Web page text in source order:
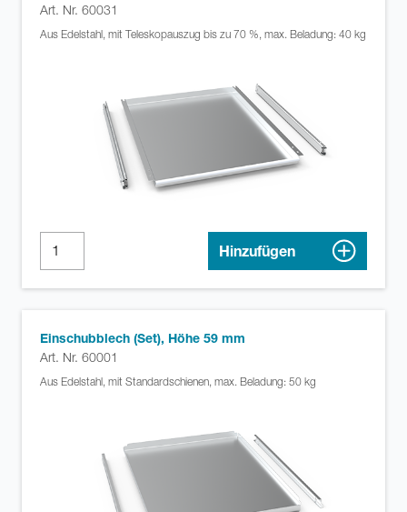
Art. Nr. 60031
Aus Edelstahl, mit Teleskopauszug bis zu 70 %, max. Beladung: 40 kg
Hinzufügen
Einschubblech (Set), Höhe 59 mm
Art. Nr. 60001
Aus Edelstahl, mit Standardschienen, max. Beladung: 50 kg